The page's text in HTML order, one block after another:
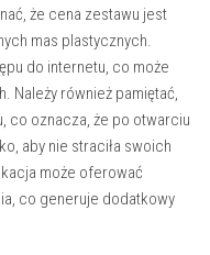
że cena zestawu jest
mas plastycznych.
do internetu, co może
Należy również pamiętać,
co oznacza, że po otwarciu
aby nie straciła swoich
może oferować
co generuje dodatkowy